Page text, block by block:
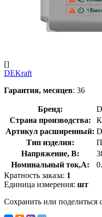
[]
DEKraft
Гарантия, месяцев: 36
Бренд:
Страна производства:
Артикул расширенный:
Тип изделия:
Напряжение, В:
Номинальный ток,А:
Кратность заказа: 1
Единица измерения: шт
Сохранить или поделиться